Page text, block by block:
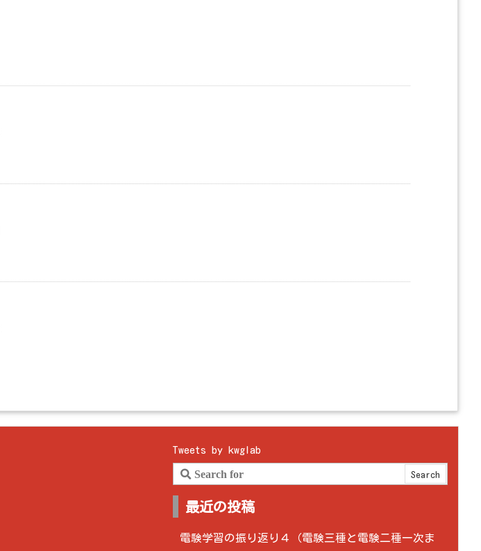
Tweets by kwglab
最近の投稿
電験学習の振り返り４（電験三種と電験二種一次ま